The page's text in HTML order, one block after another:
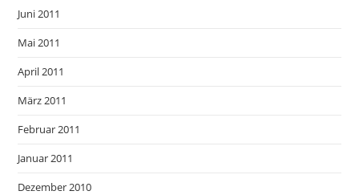
Juni 2011
Mai 2011
April 2011
März 2011
Februar 2011
Januar 2011
Dezember 2010